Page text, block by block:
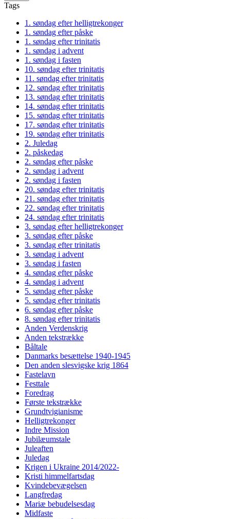
Tags
1. søndag efter helligtrekonger
1. søndag efter påske
1. søndag efter trinitatis
1. søndag i advent
1. søndag i fasten
10. søndag efter trinitatis
11. søndag efter trinitatis
12. søndag efter trinitatis
13. søndag efter trinitatis
14. søndag efter trinitatis
15. søndag efter trinitatis
17. søndag efter trinitatis
19. søndag efter trinitatis
2. Juledag
2. påskedag
2. søndag efter påske
2. søndag i advent
2. søndag i fasten
20. søndag efter trinitatis
21. søndag efter trinitatis
22. søndag efter trinitatis
24. søndag efter trinitatis
3. søndag efter helligtrekonger
3. søndag efter påske
3. søndag efter trinitatis
3. søndag i advent
3. søndag i fasten
4. søndag efter påske
4. søndag i advent
5. søndag efter påske
5. søndag efter trinitatis
6. søndag efter påske
8. søndag efter trinitatis
Anden Verdenskrig
Anden tekstrække
Båltale
Danmarks besættelse 1940-1945
Den anden slesvigske krig 1864
Fastelavn
Festtale
Foredrag
Første tekstrække
Grundtvigianisme
Helligtrekonger
Indre Mission
Jubilæumstale
Juleaften
Juledag
Krigen i Ukraine 2014/2022-
Kristi himmelfartsdag
Kvindebevægelsen
Langfredag
Mariæ bebudelsesdag
Midfaste